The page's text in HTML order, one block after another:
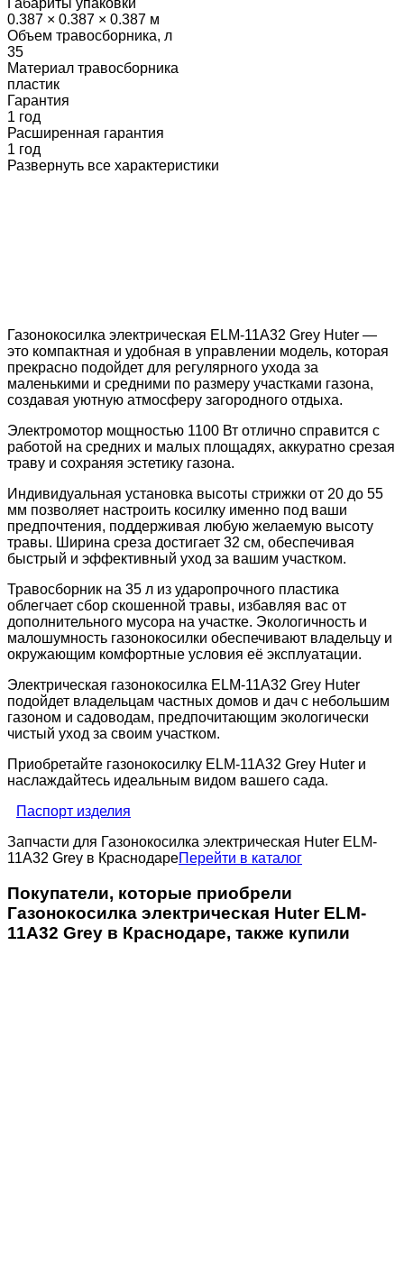
0.387 × 0.387 × 0.387 м
Объем травосборника, л
35
Материал травосборника
пластик
Гарантия
1 год
Расширенная гарантия
1 год
Развернуть все характеристики
Газонокосилка электрическая ELM-11A32 Grey Huter —
это компактная и удобная в управлении модель, которая
прекрасно подойдет для регулярного ухода за
маленькими и средними по размеру участками газона,
создавая уютную атмосферу загородного отдыха.
Электромотор мощностью 1100 Вт отлично справится с
работой на средних и малых площадях, аккуратно срезая
траву и сохраняя эстетику газона.
Индивидуальная установка высоты стрижки от 20 до 55
мм позволяет настроить косилку именно под ваши
предпочтения, поддерживая любую желаемую высоту
травы. Ширина среза достигает 32 см, обеспечивая
быстрый и эффективный уход за вашим участком.
Травосборник на 35 л из ударопрочного пластика
облегчает сбор скошенной травы, избавляя вас от
дополнительного мусора на участке. Экологичность и
малошумность газонокосилки обеспечивают владельцу и
окружающим комфортные условия её эксплуатации.
Электрическая газонокосилка ELM-11A32 Grey Huter
подойдет владельцам частных домов и дач с небольшим
газоном и садоводам, предпочитающим экологически
чистый уход за своим участком.
Приобретайте газонокосилку ELM-11A32 Grey Huter и
наслаждайтесь идеальным видом вашего сада.
Паспорт изделия
Запчасти для Газонокосилка электрическая Huter ELM-
11А32 Grey в КраснодареПерейти в каталог
Покупатели, которые приобрели
Газонокосилка электрическая Huter ELM-
11А32 Grey в Краснодаре, также купили